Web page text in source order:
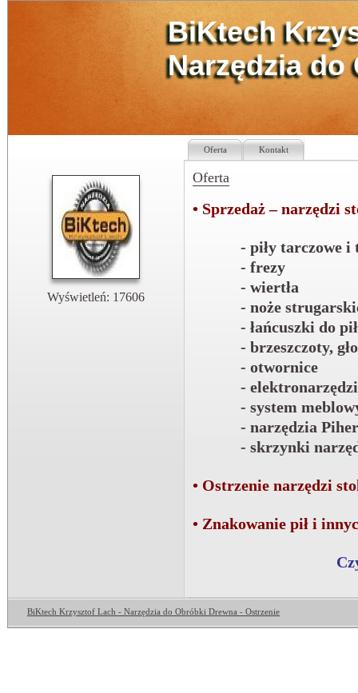
BiKtech
Narzędzia do
Wyświetleń: 17606
Oferta Kontakt
Oferta
• Sprzedaż – narzędzi
- piły tarczowe i
- frezy
- wiertła
- noże
- łańcuszki do
- brzeszczoty,
- otwornice
-
- system
- narzędzia
- skrzynki
• Ostrzenie narzędzi
• Znakowanie pił i
BiKtech Krzysztof Lach - Narzędzia do Obróbki Drewna - Ostrzenie